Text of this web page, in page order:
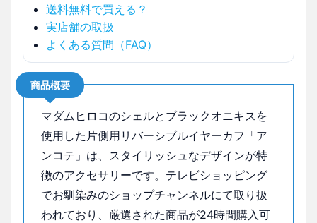
送料無料で買える？
実店舗の取扱
よくある質問（FAQ）
商品概要
マダムヒロコのシェルとブラックオニキスを
使用した片側用リバーシブルイヤーカフ「ア
ンコテ」は、スタイリッシュなデザインが特
徴のアクセサリーです。テレビショッピング
でお馴染みのショップチャンネルにて取り扱
われており、厳選された商品が24時間購入可